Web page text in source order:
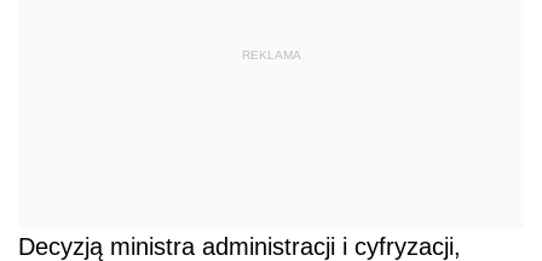
REKLAMA
Decyzją ministra administracji i cyfryzacji,